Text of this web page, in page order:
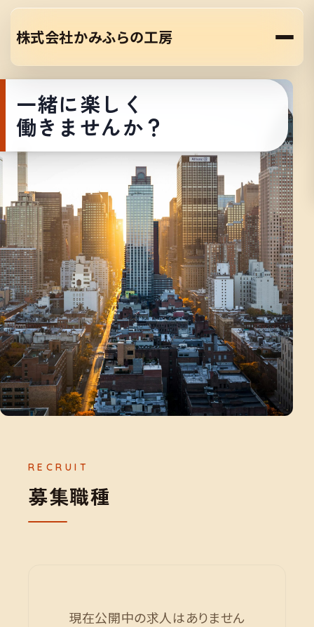
株式会社かみふらの工房
一緒に楽しく
働きませんか？
募集職種
現在公開中の求人はありません